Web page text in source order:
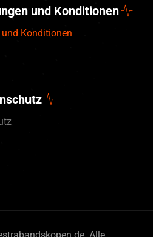
und Konditionen
Konditionen